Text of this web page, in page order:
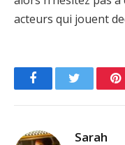
acteurs qui jouent
FacebookTwitter
Sarah